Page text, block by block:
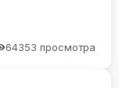
64353 просмотра